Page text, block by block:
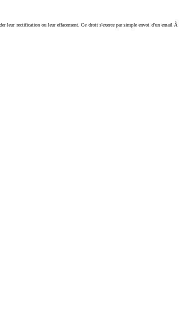
leur rectification ou leur effacement. Ce droit s'exerce par simple envoi d'un email Ã